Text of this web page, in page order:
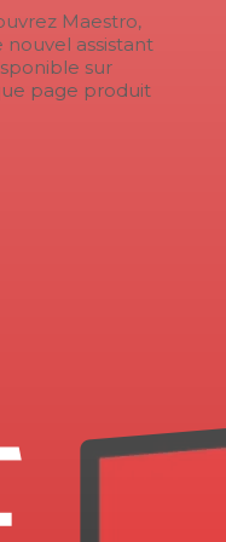
Maestro,
assistant
sur
page produit